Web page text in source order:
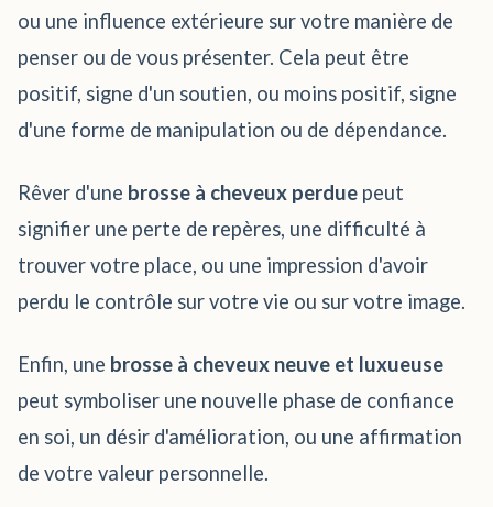
ou une influence extérieure sur votre manière de
penser ou de vous présenter. Cela peut être
positif, signe d'un soutien, ou moins positif, signe
d'une forme de manipulation ou de dépendance.
Rêver d'une brosse à cheveux perdue peut
signifier une perte de repères, une difficulté à
trouver votre place, ou une impression d'avoir
perdu le contrôle sur votre vie ou sur votre image.
Enfin, une brosse à cheveux neuve et luxueuse
peut symboliser une nouvelle phase de confiance
en soi, un désir d'amélioration, ou une affirmation
de votre valeur personnelle.